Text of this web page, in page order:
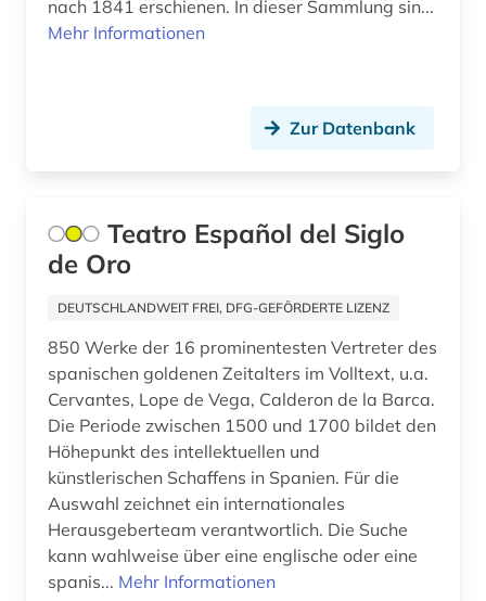
benedikt (1)
bergbaunachfolgelandschaft (1)
berliner klassik (1)
berliner nationaltheater (1)
bern (1)
beruf (1)
berufe im gesundheitswesen (1)
berufliche arbeit (1)
nach 1841 erschienen. In dieser Sammlung sin...
Mehr Informationen
Zur Datenbank
Teatro Español del Siglo
de Oro
DEUTSCHLANDWEIT FREI, DFG-GEFÖRDERTE LIZENZ
850 Werke der 16 prominentesten Vertreter des
spanischen goldenen Zeitalters im Volltext, u.a.
Cervantes, Lope de Vega, Calderon de la Barca.
Die Periode zwischen 1500 und 1700 bildet den
Höhepunkt des intellektuellen und
künstlerischen Schaffens in Spanien. Für die
Auswahl zeichnet ein internationales
Herausgeberteam verantwortlich. Die Suche
kann wahlweise über eine englische oder eine
spanis... Mehr Informationen